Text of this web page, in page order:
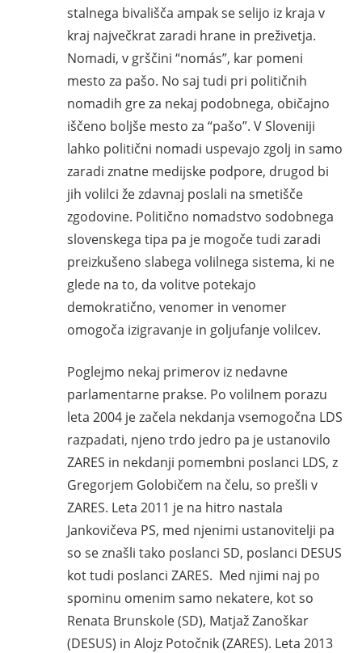
stalnega bivališča ampak se selijo iz kraja v
kraj največkrat zaradi hrane in preživetja.
Nomadi, v grščini “nomás”, kar pomeni
mesto za pašo. No saj tudi pri političnih
nomadih gre za nekaj podobnega, običajno
iščeno boljše mesto za “pašo”. V Sloveniji
lahko politični nomadi uspevajo zgolj in samo
zaradi znatne medijske podpore, drugod bi
jih volilci že zdavnaj poslali na smetišče
zgodovine. Politično nomadstvo sodobnega
slovenskega tipa pa je mogoče tudi zaradi
preizkušeno slabega volilnega sistema, ki ne
glede na to, da volitve potekajo
demokratično, venomer in venomer
omogoča izigravanje in goljufanje volilcev.
Poglejmo nekaj primerov iz nedavne
parlamentarne prakse. Po volilnem porazu
leta 2004 je začela nekdanja vsemogočna LDS
razpadati, njeno trdo jedro pa je ustanovilo
ZARES in nekdanji pomembni poslanci LDS, z
Gregorjem Golobičem na čelu, so prešli v
ZARES. Leta 2011 je na hitro nastala
Jankovičeva PS, med njenimi ustanovitelji pa
so se znašli tako poslanci SD, poslanci DESUS
kot tudi poslanci ZARES. Med njimi naj po
spominu omenim samo nekatere, kot so
Renata Brunskole (SD), Matjaž Zanoškar
(DESUS) in Alojz Potočnik (ZARES). Leta 2013